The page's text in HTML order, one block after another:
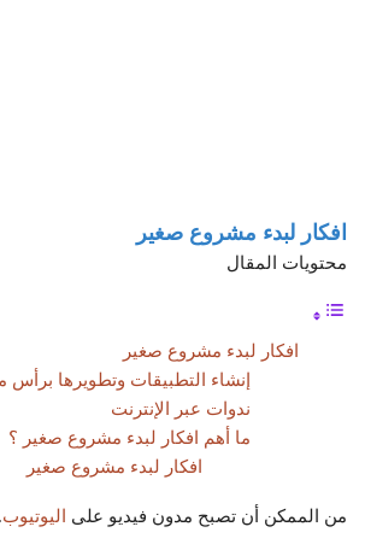
افكار لبدء مشروع صغير
محتويات المقال
افكار لبدء مشروع صغير
إنشاء التطبيقات وتطويرها برأس
ندوات عبر الإنترنت
ما أهم افكار لبدء مشروع صغير ؟
افكار لبدء مشروع صغير
من الممكن أن تصبح مدون فيديو على اليوتيوب.